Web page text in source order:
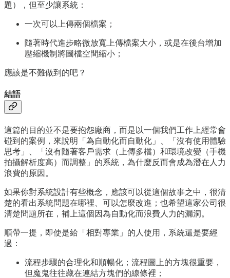
題），但至少讓系統：
一次可以上傳兩個檔案；
隨著時代進步略微放寬上傳檔案大小，或是在後台增加
壓縮機制將圖檔空間縮小；
應該是不難做到的吧？
結語
這篇的目的並不是要抱怨廠商，而是以一個我們工作上經常會
碰到的案例，來說明「為自動化而自動化」、「沒有使用體驗
思考」、「沒有隨著客戶需求（上傳多檔）和環境改變（手機
拍攝解析度高）而調整」的系統，為什麼反而會成為潛在人力
浪費的原因。
如果你對系統設計有些概念，應該可以從這個故事之中，很清
楚的看出系統問題在哪裡、可以怎麼改進；也希望這家公司很
清楚問題所在，補上這個因為自動化而浪費人力的漏洞。
順帶一提，即使是給「相對專業」的人使用，系統還是要經
過：
流程步驟的合理化和順暢化；流程圖上的方塊很重要，
但魔鬼往往藏在連結方塊們的線條裡；